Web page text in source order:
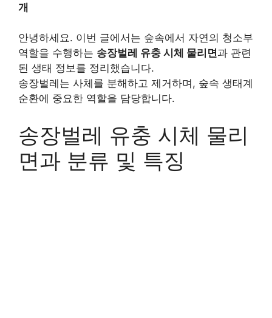
개
안녕하세요. 이번 글에서는 숲속에서 자연의 청소부
역할을 수행하는 송장벌레 유충 시체 물리면과 관련
된 생태 정보를 정리했습니다.
송장벌레는 사체를 분해하고 제거하며, 숲속 생태계
순환에 중요한 역할을 담당합니다.
송장벌레 유충 시체 물리
면과 분류 및 특징